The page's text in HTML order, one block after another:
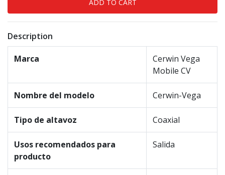
Description
Marca
Cerwin Vega
Mobile CV
Nombre del modelo Cerwin-Vega
Tipo de altavoz Coaxial
Usos recomendados para
producto
Salida